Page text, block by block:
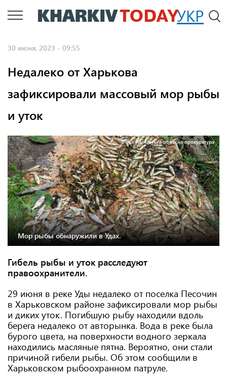
Перейти
к
УКР
30 июня, 2023 - 09:55
Недалеко от Харькова
зафиксировали массовый мор рыбы
и уток
Фото: Харківська обласна прокуратура
Мор рыбы обнаружили в Удах.
Гибель рыбы и уток расследуют
правоохранители.
29 июня в реке Уды недалеко от поселка Песочин
в Харьковском районе зафиксировали мор рыбы
и диких уток. Погибшую рыбу находили вдоль
берега недалеко от авторынка. Вода в реке была
бурого цвета, на поверхности водного зеркала
находились масляные пятна. Вероятно, они стали
причиной гибели рыбы. Об этом сообщили в
Харьковском рыбоохранном патруле.